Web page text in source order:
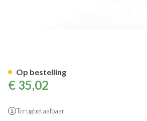
€ 35,02
Terugbetaalbaar
Op bestelling